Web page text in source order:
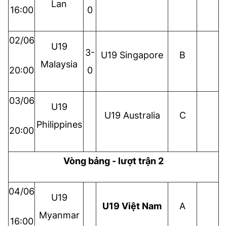
16:00
Lan
0
02/06
20:00
U19
Malaysia
3-
0
U19 Singapore B
03/06
20:00
U19
Philippines
U19 Australia C
Vòng bảng - lượt trận 2
04/06
16:00
U19
Myanmar
U19 Việt Nam A